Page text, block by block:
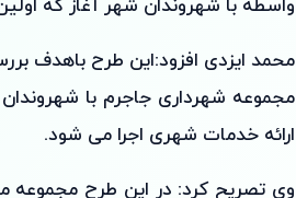
واسطه با شهروندان شهر آغاز که
محمد ایزدی افزود:این طرح باهدف
مجموعه شهرداری جاجرم با
ارائه خدمات شهری اجرا می شود.
وی تصریح کرد: در این طرح مجموعه